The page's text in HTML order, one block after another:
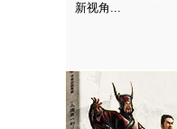
新视角...